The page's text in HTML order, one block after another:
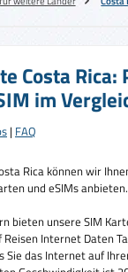
Costa Rica:
im
| FAQ
Rica können wir
und eSIMs anbieten.
bieten unsere SIM
Internet Daten
Sie das Internet auf